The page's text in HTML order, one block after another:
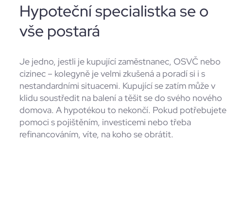
Hypoteční specialistka se o
vše postará
Je jedno, jestli je kupující zaměstnanec, OSVČ nebo
cizinec – kolegyně je velmi zkušená a poradí si i s
nestandardními situacemi. Kupující se zatím může v
klidu soustředit na balení a těšit se do svého nového
domova. A hypotékou to nekončí. Pokud potřebujete
pomoci s pojištěním, investicemi nebo třeba
refinancováním, víte, na koho se obrátit.